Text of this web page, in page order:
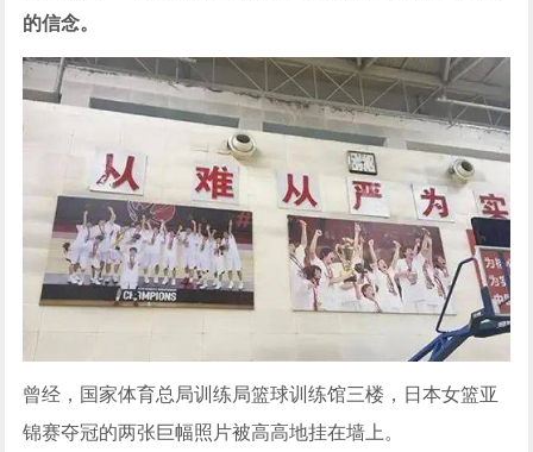
的信念。
曾经，国家体育总局训练局篮球训练馆三楼，日本女篮亚
锦赛夺冠的两张巨幅照片被高高地挂在墙上。